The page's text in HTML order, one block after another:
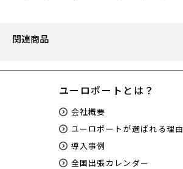
関連商品
ユーロポートとは？
会社概要
ユーロポートが選ばれる理由
導入事例
全国出張カレンダー